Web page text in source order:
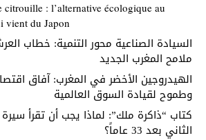
citrouille : l’alternative écologique au
vient du Japon
السيادة الصناعية محور التنمية: خطاب
ملامح المغرب الجديد
الهيدروجين الأخضر في المغرب: آفاق
وطموح لقيادة السوق العالمية
كتاب “ذاكرة ملك”: لماذا يجب أن تقرأ
الثاني بعد 33 عاماً؟